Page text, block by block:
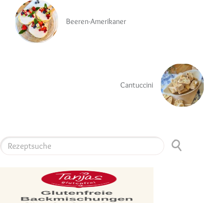
Beeren-Amerikaner
Cantuccini